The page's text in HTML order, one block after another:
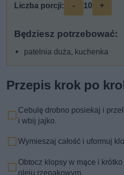
Liczba porcji: - 10 +
Będziesz potrzebować:
patelnia duża, kuchenka
Przepis krok po
Cebulę drobno posiekaj i
i wbij jajko.
Wymieszaj całość i uformuj
Obtocz klopsy w mące i
oleju rzepakowym.